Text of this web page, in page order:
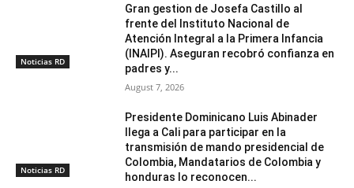
Noticias RD
Gran gestion de Josefa Castillo al
frente del Instituto Nacional de
Atención Integral a la Primera Infancia
(INAIPI). Aseguran recobró confianza en
padres y...
August 7, 2026
Noticias RD
Presidente Dominicano Luis Abinader
llega a Cali para participar en la
transmisión de mando presidencial de
Colombia, Mandatarios de Colombia y
honduras lo reconocen...